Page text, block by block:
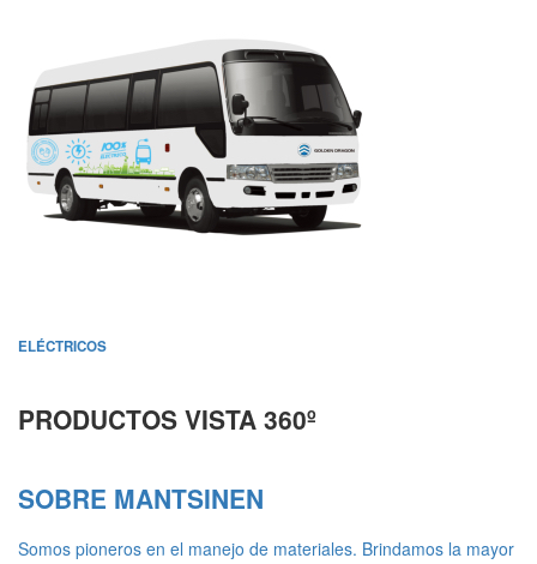
ELÉCTRICOS
PRODUCTOS VISTA 360º
SOBRE MANTSINEN
Somos pioneros en el manejo de materiales. Brindamos la mayor